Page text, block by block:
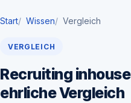
Start Wissen Vergleich
VERGLEICH
Recruiting
ehrliche Vergleich